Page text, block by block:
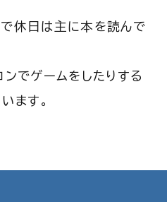
休日は主に本を読んで
でゲームをしたりする
ます。